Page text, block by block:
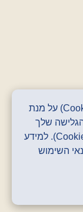
אתר זה עושה שימוש בקבצי עוגיות (Cookies) על מנת
שלך
באתר מהווה הסכמה לשימוש בעוגיות (Cookies). למידע
השימוש